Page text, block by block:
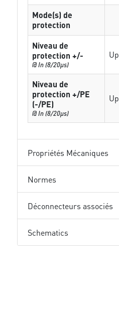
Mode(s) de
protection
Niveau de
protection +/-
@ In (8/20µs)
Up
Niveau de
protection +/PE
(-/PE)
@ In (8/20µs)
Up
Propriétés Mécaniques
Normes
Déconnecteurs associés
Schematics